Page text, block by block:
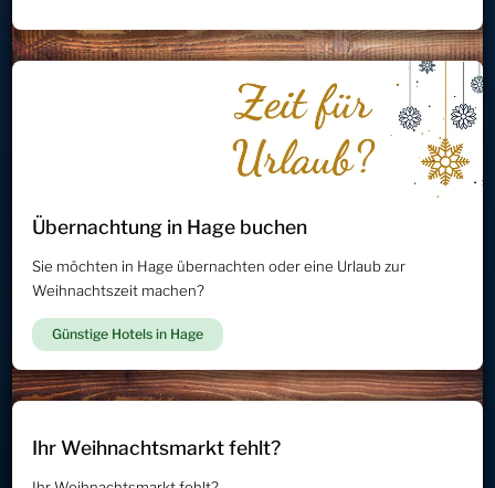
Übernachtung in Hage buchen
Sie möchten in Hage übernachten oder eine Urlaub zur
Weihnachtszeit machen?
Günstige Hotels in Hage
Ihr Weihnachtsmarkt fehlt?